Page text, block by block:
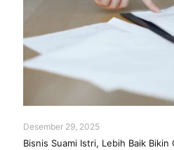
Desember 29, 2025
Bisnis Suami Istri, Lebih Baik Bikin